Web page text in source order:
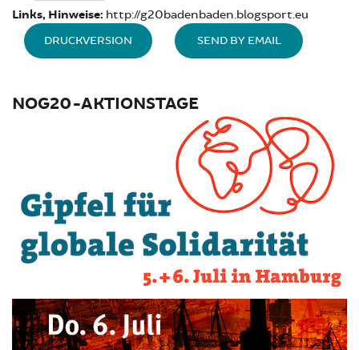
Links, Hinweise: http://g20badenbaden.blogsport.eu
DRUCKVERSION SEND BY EMAIL
NOG20-AKTIONSTAGE